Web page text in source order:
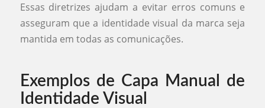
Essas diretrizes ajudam a evitar erros comuns e
asseguram que a identidade visual da marca seja
mantida em todas as comunicações.
Exemplos de Capa Manual de
Identidade Visual